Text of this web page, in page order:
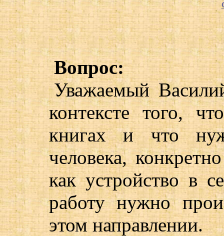
Вопрос:
Уважаемый
контексте того,
книгах и что
человека,
как устройство в
работу нужно
этом направлении.